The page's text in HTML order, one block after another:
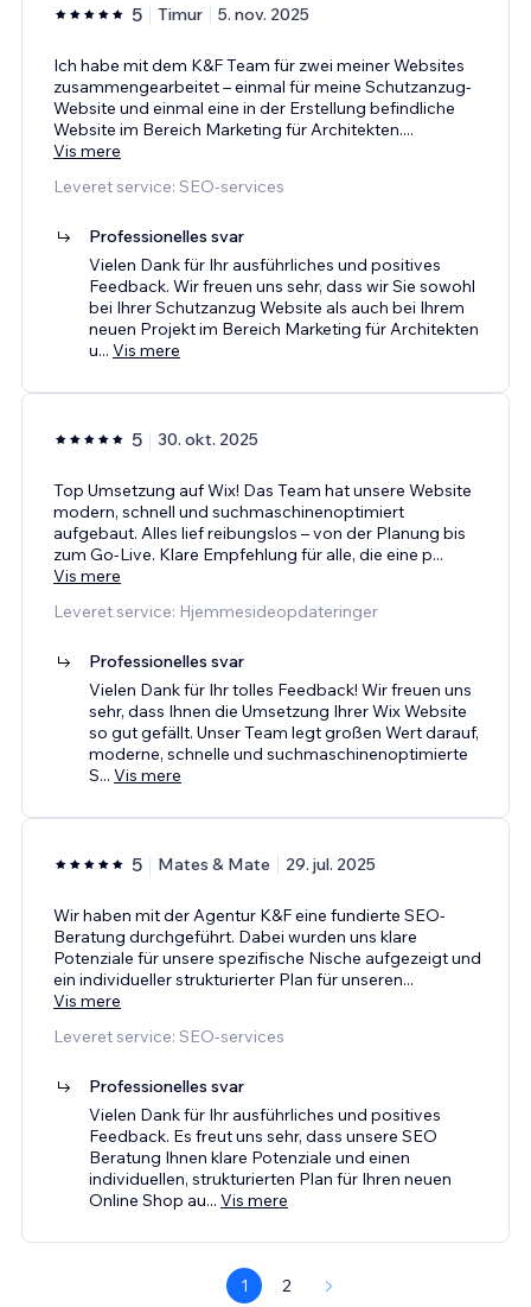
5 Timur 5. nov. 2025
Ich habe mit dem K&F Team für zwei meiner Websites
zusammengearbeitet – einmal für meine Schutzanzug-
Website und einmal eine in der Erstellung befindliche
Website im Bereich Marketing für Architekten....
Vis mere
Leveret service: SEO-services
Professionelles svar
Vielen Dank für Ihr ausführliches und positives
Feedback. Wir freuen uns sehr, dass wir Sie sowohl
bei Ihrer Schutzanzug Website als auch bei Ihrem
neuen Projekt im Bereich Marketing für Architekten
u... Vis mere
5 30. okt. 2025
Top Umsetzung auf Wix! Das Team hat unsere Website
modern, schnell und suchmaschinenoptimiert
aufgebaut. Alles lief reibungslos – von der Planung bis
zum Go-Live. Klare Empfehlung für alle, die eine p...
Vis mere
Leveret service: Hjemmesideopdateringer
Professionelles svar
Vielen Dank für Ihr tolles Feedback! Wir freuen uns
sehr, dass Ihnen die Umsetzung Ihrer Wix Website
so gut gefällt. Unser Team legt großen Wert darauf,
moderne, schnelle und suchmaschinenoptimierte
S... Vis mere
5 Mates & Mate 29. jul. 2025
Wir haben mit der Agentur K&F eine fundierte SEO-
Beratung durchgeführt. Dabei wurden uns klare
Potenziale für unsere spezifische Nische aufgezeigt und
ein individueller strukturierter Plan für unseren...
Vis mere
Leveret service: SEO-services
Professionelles svar
Vielen Dank für Ihr ausführliches und positives
Feedback. Es freut uns sehr, dass unsere SEO
Beratung Ihnen klare Potenziale und einen
individuellen, strukturierten Plan für Ihren neuen
Online Shop au... Vis mere
1 2